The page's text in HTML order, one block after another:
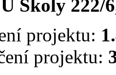
Školy 222/
projektu:
projektu: